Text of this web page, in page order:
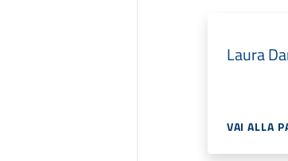
Laura
VAI ALLA